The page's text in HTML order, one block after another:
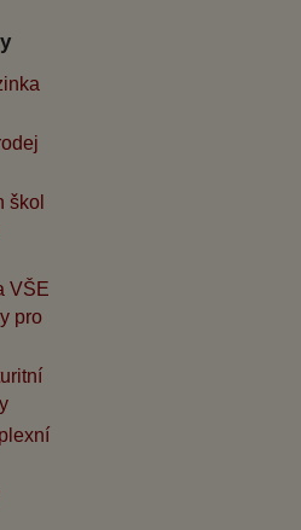
škol
VŠE
pro